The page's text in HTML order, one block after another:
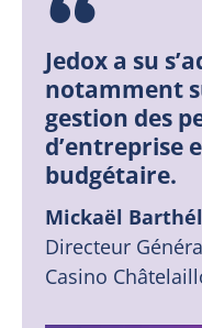
Jedox a su
notamment
gestion des
d’entreprise
budgétaire.
Mickaël
Directeur
Casino